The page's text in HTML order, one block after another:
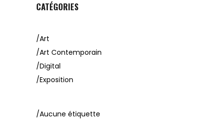
CATÉGORIES
Art
Art Contemporain
Digital
Exposition
Aucune étiquette